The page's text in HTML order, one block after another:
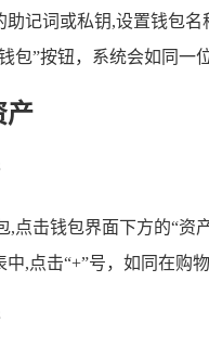
助记词或私钥,设置钱包名
包”按钮，系统会如同一
产
,点击钱包界面下方的“资
中,点击“+”号，如同在购